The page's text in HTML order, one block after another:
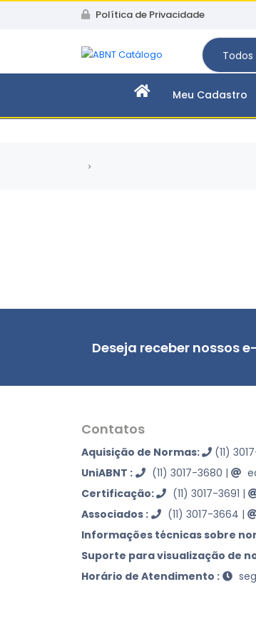
Política de Privacidade
Meu Cadastro
Deseja receber nossos
Contatos
Aquisição de Normas: (11)
UniABNT :
(11) 3017-3680 |
Certificação:
(11) 3017-3691 |
Associados :
(11) 3017-3664 |
Informações técnicas sobre
Suporte para visualização de
Horário de Atendimento :